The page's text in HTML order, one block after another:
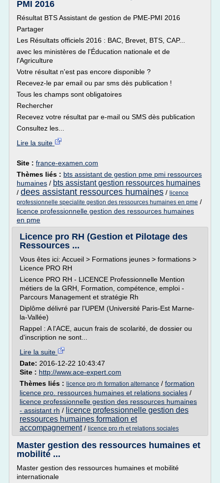
PMI 2016
Résultat BTS Assistant de gestion de PME-PMI 2016
Partager
Les Résultats officiels 2016 : BAC, Brevet, BTS, CAP...
avec les ministères de l'Éducation nationale et de
l'Agriculture
Votre résultat n'est pas encore disponible ?
Recevez-le par email ou par sms dès publication !
Tous les champs sont obligatoires
Rechercher
Recevez votre résultat par e-mail ou SMS dès publication
Consultez les...
Lire la suite
Site : france-examen.com
Thèmes liés : bts assistant de gestion pme pmi ressources
humaines / bts assistant gestion ressources humaines
/ dees assistant ressources humaines / licence
professionnelle specialite gestion des ressources humaines en pme /
licence professionnelle gestion des ressources humaines
en pme
Licence pro RH (Gestion et Pilotage des
Ressources ...
Vous êtes ici: Accueil > Formations jeunes > formations >
Licence PRO RH
Licence PRO RH - LICENCE Professionnelle Mention
métiers de la GRH, Formation, compétence, emploi -
Parcours Management et stratégie Rh
Diplôme délivré par l'UPEM (Université Paris-Est Marne-
la-Vallée)
Rappel : A l'ACE, aucun frais de scolarité, de dossier ou
d'inscription ne sont...
Lire la suite
Date: 2016-12-22 10:43:47
Site : http://www.ace-expert.com
Thèmes liés : licence pro rh formation alternance / formation
licence pro. ressources humaines et relations sociales /
licence professionnelle gestion des ressources humaines
- assistant rh / licence professionnelle gestion des
ressources humaines formation et
accompagnement/ licence pro rh et relations sociales
Master gestion des ressources humaines et
mobilité ...
Master gestion des ressources humaines et mobilité
internationale